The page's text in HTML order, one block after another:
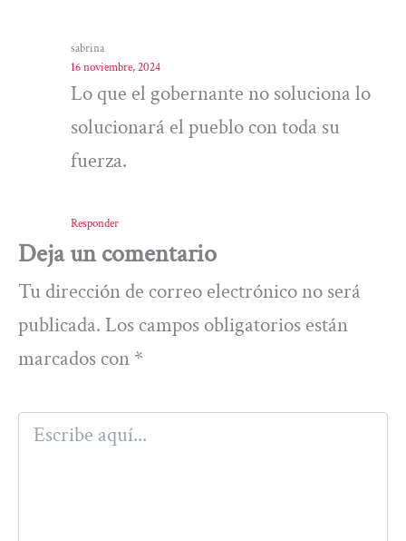
sabrina
16 noviembre, 2024
Lo que el gobernante no soluciona lo
solucionará el pueblo con toda su
fuerza.
Responder
Deja un comentario
Tu dirección de correo electrónico no será
publicada. Los campos obligatorios están
marcados con *
Escribe
aquí...